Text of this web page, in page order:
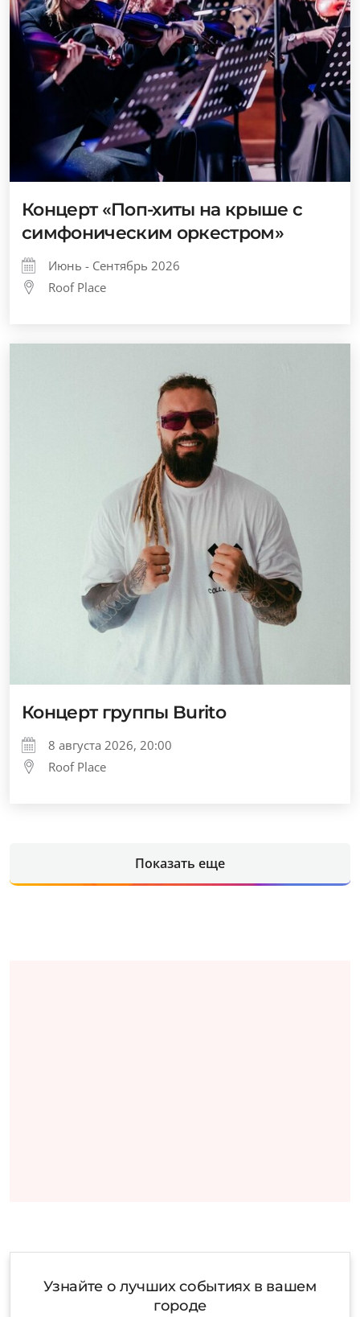
Концерт «Поп-хиты на крыше с
симфоническим оркестром»
Июнь - Сентябрь 2026
Roof Place
Концерт группы Burito
8 августа 2026, 20:00
Roof Place
Показать еще
Узнайте о лучших событиях в вашем
городе